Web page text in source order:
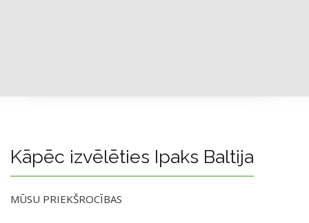
Kāpēc izvēlēties Ipaks Baltija
MŪSU PRIEKŠROCĪBAS